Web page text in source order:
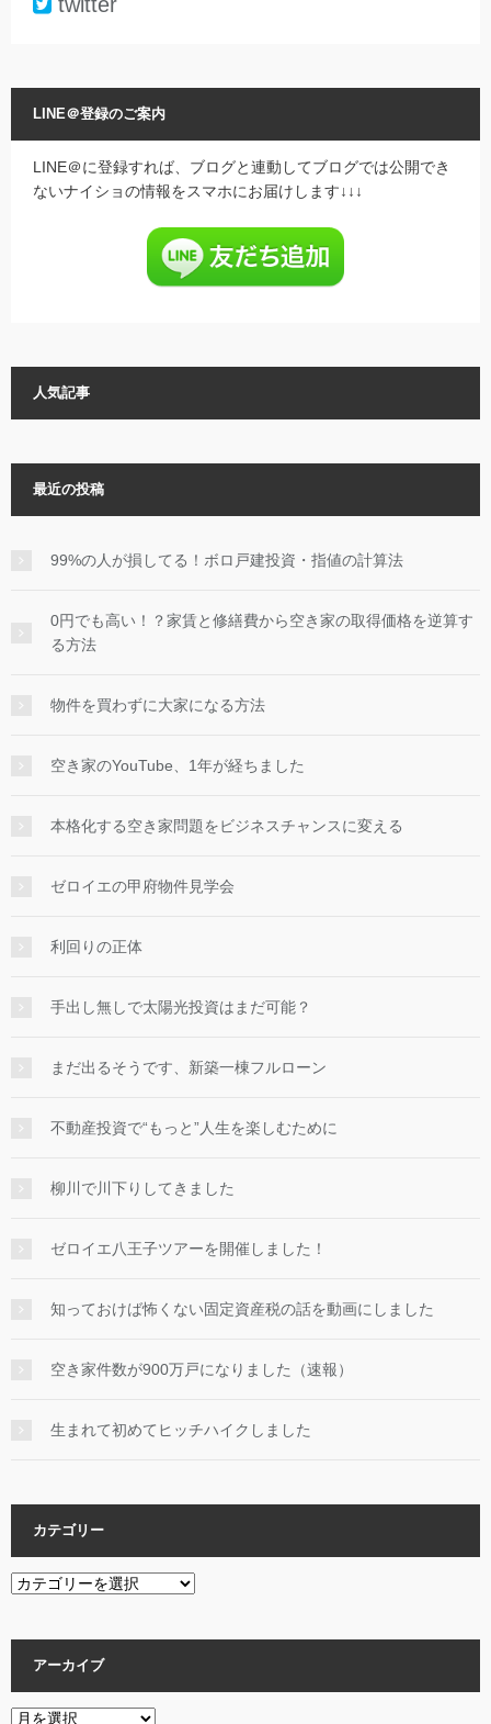
twitter
LINE＠登録のご案内
LINE＠に登録すれば、ブログと連動してブログでは公開でき
ないナイショの情報をスマホにお届けします↓↓↓
人気記事
最近の投稿
99%の人が損してる！ボロ戸建投資・指値の計算法
0円でも高い！？家賃と修繕費から空き家の取得価格を逆算す
る方法
物件を買わずに大家になる方法
空き家のYouTube、1年が経ちました
本格化する空き家問題をビジネスチャンスに変える
ゼロイエの甲府物件見学会
利回りの正体
手出し無しで太陽光投資はまだ可能？
まだ出るそうです、新築一棟フルローン
不動産投資で“もっと”人生を楽しむために
柳川で川下りしてきました
ゼロイエ八王子ツアーを開催しました！
知っておけば怖くない固定資産税の話を動画にしました
空き家件数が900万戸になりました（速報）
生まれて初めてヒッチハイクしました
カテゴリー
カ
アーカイブ
ア